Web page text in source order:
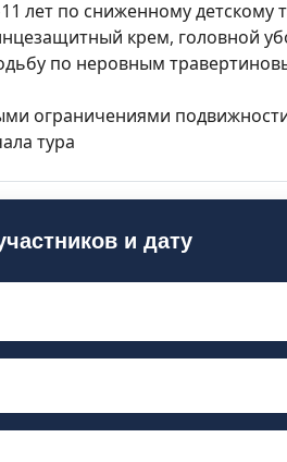
лет по сниженному детскому
крем, головной
по неровным
ограничениями
тура
и дату